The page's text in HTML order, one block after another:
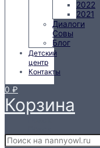
2022
2021
Диалоги
Совы
Блог
Детский
центр
Контакты
0 ₽
Корзина